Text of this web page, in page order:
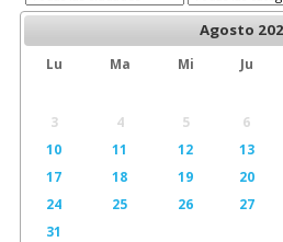
Agosto
Lu Ma Mi Ju
3
4 5 6
10
11 12 13
17
18 19 20
24
25 26 27
31